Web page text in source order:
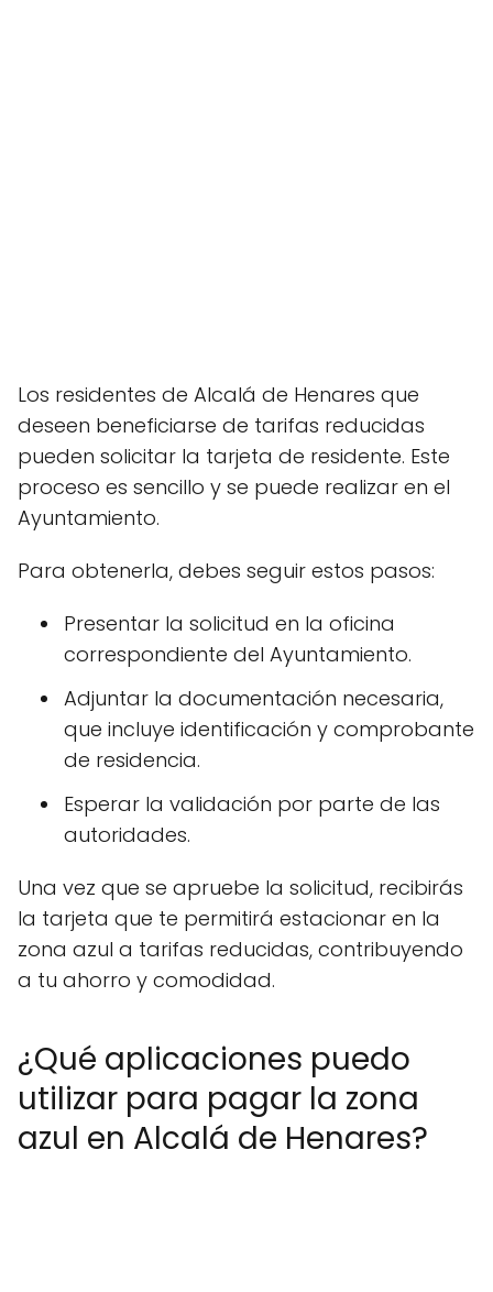
Los residentes de Alcalá de Henares que
deseen beneficiarse de tarifas reducidas
pueden solicitar la tarjeta de residente. Este
proceso es sencillo y se puede realizar en el
Ayuntamiento.
Para obtenerla, debes seguir estos pasos:
Presentar la solicitud en la oficina
correspondiente del Ayuntamiento.
Adjuntar la documentación necesaria,
que incluye identificación y comprobante
de residencia.
Esperar la validación por parte de las
autoridades.
Una vez que se apruebe la solicitud, recibirás
la tarjeta que te permitirá estacionar en la
zona azul a tarifas reducidas, contribuyendo
a tu ahorro y comodidad.
¿Qué aplicaciones puedo
utilizar para pagar la zona
azul en Alcalá de Henares?